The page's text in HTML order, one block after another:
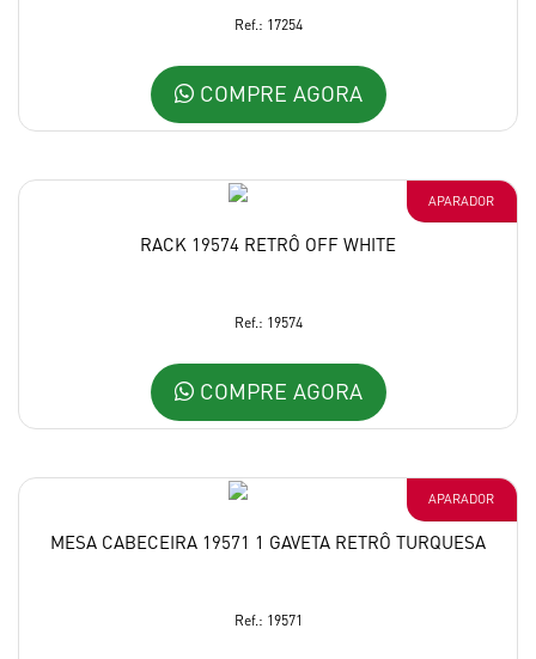
Ref.: 17254
COMPRE AGORA
APARADOR
RACK 19574 RETRÔ OFF WHITE
Ref.: 19574
COMPRE AGORA
APARADOR
MESA CABECEIRA 19571 1 GAVETA RETRÔ TURQUESA
Ref.: 19571